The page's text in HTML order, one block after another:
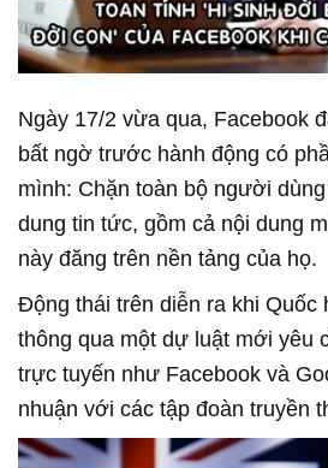
Ngày 17/2 vừa qua, Facebook
bất ngờ trước hành động có
mình: Chặn toàn bộ người
dung tin tức, gồm cả nội dung
này đăng trên nền tảng của họ.
Động thái trên diễn ra khi Quốc
thông qua một dự luật mới yêu
trực tuyến như Facebook và
nhuận với các tập đoàn truyền